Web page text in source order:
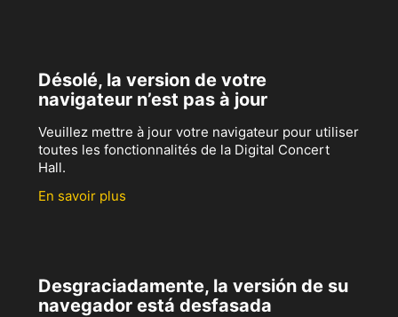
Désolé, la version de votre
navigateur n’est pas à jour
Veuillez mettre à jour votre navigateur pour utiliser
toutes les fonctionnalités de la Digital Concert
Hall.
En savoir plus
Desgraciadamente, la versión de su
navegador está desfasada